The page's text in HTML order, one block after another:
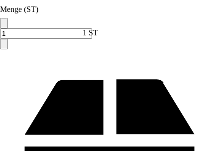
Menge (ST)
1 ST